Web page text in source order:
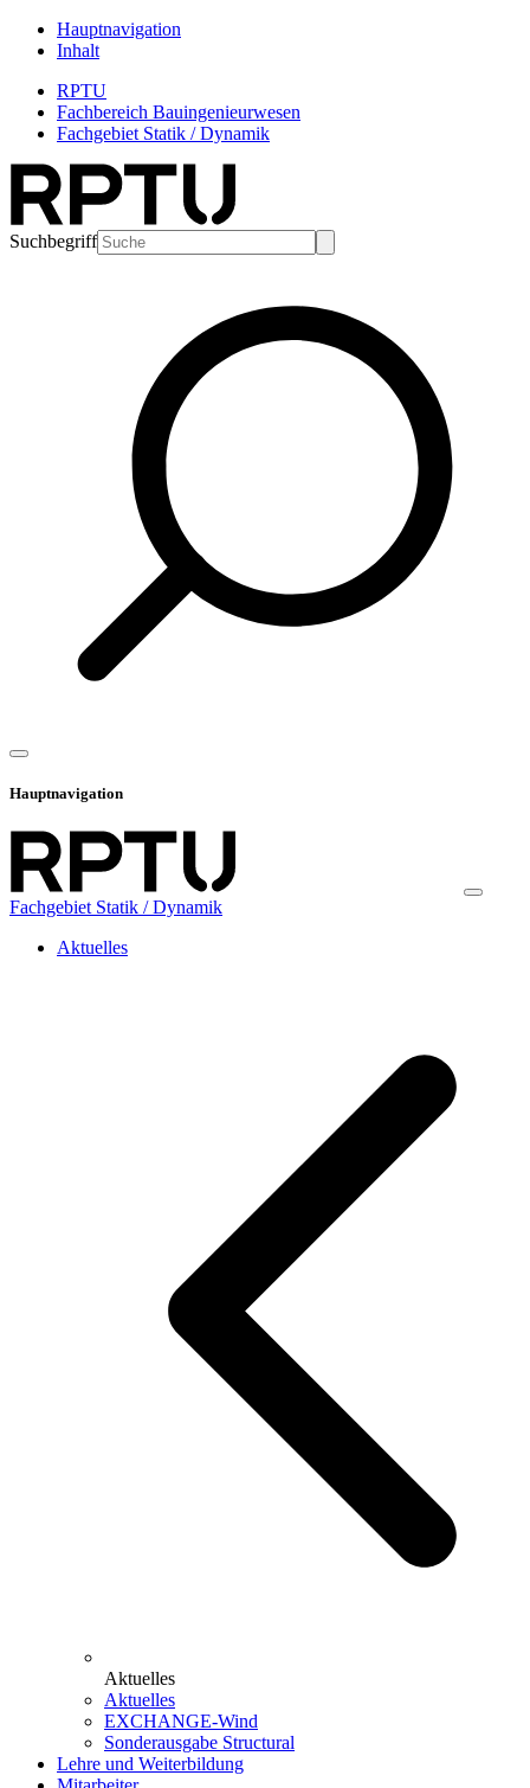
Hauptnavigation
Inhalt
RPTU
Fachbereich Bauingenieurwesen
Fachgebiet Statik / Dynamik
Suchbegriff
Hauptnavigation
Fachgebiet Statik / Dynamik
Aktuelles
Aktuelles
Aktuelles
EXCHANGE-Wind
Sonderausgabe Structural
Lehre und Weiterbildung